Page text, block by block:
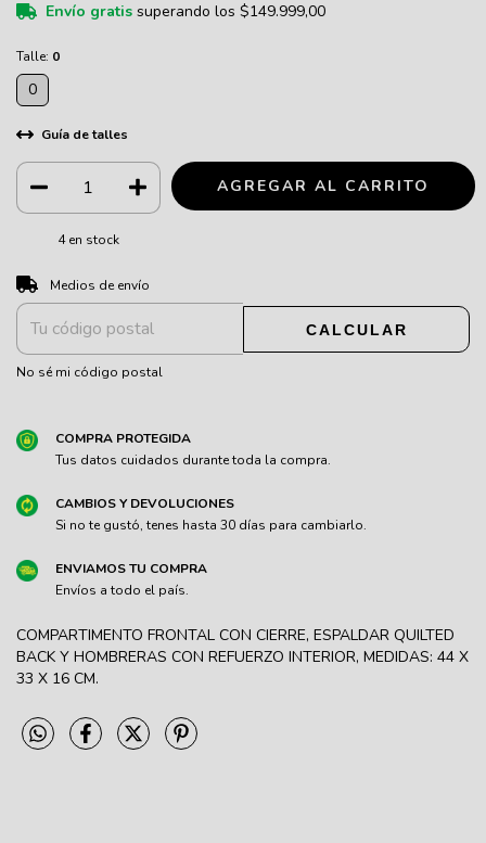
Envío gratis superando los $149.999,00
Talle: 0
0
Guía de talles
4en stock
Entregas para el CP:
Medios de envío
CALCULAR
No sé mi código postal
COMPRA PROTEGIDA
Tus datos cuidados durante toda la compra.
CAMBIOS Y DEVOLUCIONES
Si no te gustó, tenes hasta 30 días para cambiarlo.
ENVIAMOS TU COMPRA
Envíos a todo el país.
COMPARTIMENTO FRONTAL CON CIERRE, ESPALDAR QUILTED
BACK Y HOMBRERAS CON REFUERZO INTERIOR, MEDIDAS: 44 X
33 X 16 CM.